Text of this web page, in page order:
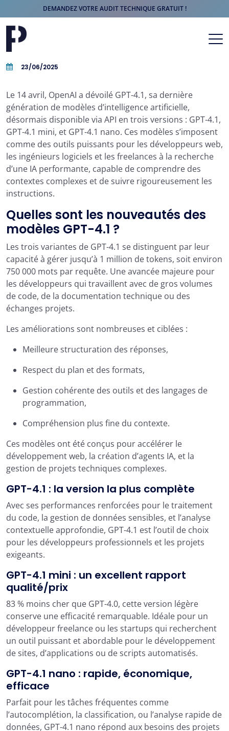
DEMANDEZ VOTRE AUDIT TECHNIQUE GRATUIT !
Aller au contenu
Navigation principale
23/06/2025
Le 14 avril, OpenAI a dévoilé GPT-4.1, sa dernière
génération de modèles d’intelligence artificielle,
désormais disponible via API en trois versions : GPT-4.1,
GPT-4.1 mini, et GPT-4.1 nano. Ces modèles s’imposent
comme des outils puissants pour les développeurs web,
les ingénieurs logiciels et les freelances à la recherche
d’une IA performante, capable de comprendre des
contextes complexes et de suivre rigoureusement les
instructions.
Quelles sont les nouveautés des
modèles GPT-4.1 ?
Les trois variantes de GPT-4.1 se distinguent par leur
capacité à gérer jusqu’à 1 million de tokens, soit environ
750 000 mots par requête. Une avancée majeure pour
les développeurs qui travaillent avec de gros volumes
de code, de la documentation technique ou des
échanges projets.
Les améliorations sont nombreuses et ciblées :
Meilleure structuration des réponses,
Respect du plan et des formats,
Gestion cohérente des outils et des langages de
programmation,
Compréhension plus fine du contexte.
Ces modèles ont été conçus pour accélérer le
développement web, la création d’agents IA, et la
gestion de projets techniques complexes.
GPT-4.1 : la version la plus complète
Avec ses performances renforcées pour le traitement
du code, la gestion de données sensibles, et l’analyse
contextuelle approfondie, GPT-4.1 est l’outil de choix
pour les développeurs professionnels et les projets
exigeants.
GPT-4.1 mini : un excellent rapport
qualité/prix
83 % moins cher que GPT-4.0, cette version légère
conserve une efficacité remarquable. Idéale pour un
développeur freelance ou les startups qui recherchent
un outil puissant et abordable pour le développement
de sites, d’applications ou de scripts automatisés.
GPT-4.1 nano : rapide, économique,
efficace
Parfait pour les tâches fréquentes comme
l’autocomplétion, la classification, ou l’analyse rapide de
données, GPT-4.1 nano répond aux besoins des projets